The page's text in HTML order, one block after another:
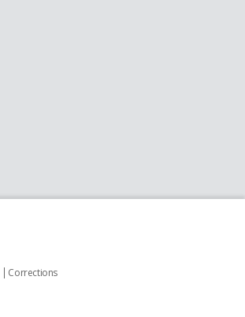
Corrections